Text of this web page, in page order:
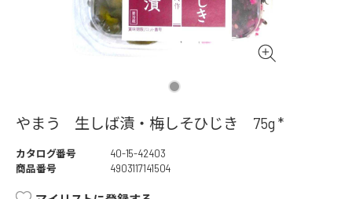
やまう 生しば漬・梅しそひじき 75g *
カタログ番号
40-15-42403
商品番号
4903117141504